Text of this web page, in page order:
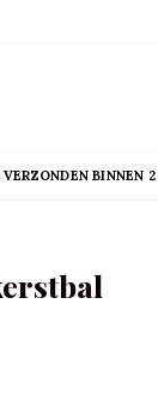
BINNEN